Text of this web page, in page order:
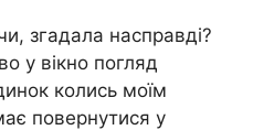
згадала насправді?
у вікно погляд
колись моїм
повернутися у